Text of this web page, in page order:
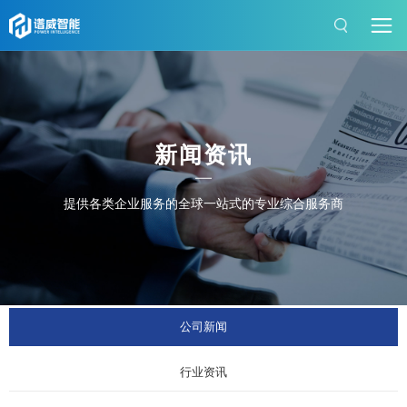
新闻资讯
提供各类企业服务的全球一站式的专业综合服务商
公司新闻
行业资讯